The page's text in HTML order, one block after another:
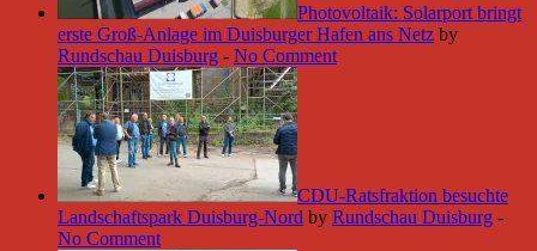
Photovoltaik: Solarport bringt
erste Groß-Anlage im Duisburger Hafen ans Netz by
Rundschau Duisburg - No Comment
CDU-Ratsfraktion besuchte
Landschaftspark Duisburg-Nord by Rundschau Duisburg -
No Comment